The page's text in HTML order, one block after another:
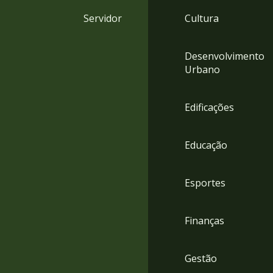
Servidor Cultura
Desenvolvimento
Urbano
Edificações
Educação
Esportes
Finanças
Gestão